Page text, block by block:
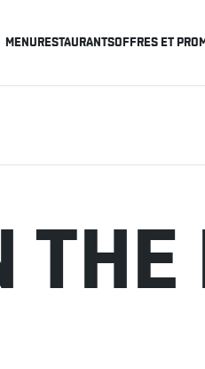
MENURESTAURANTSOFFRES ET